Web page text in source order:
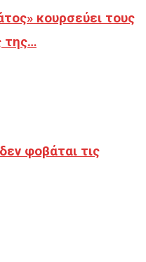
κουρσεύει τους
της…
φοβάται τις